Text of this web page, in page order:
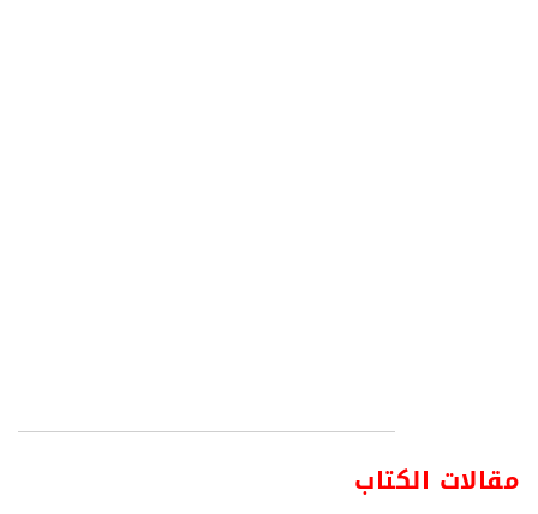
مقالات الكتاب